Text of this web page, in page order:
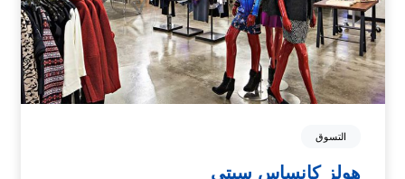
التسوق
هولز كانساس سيتي